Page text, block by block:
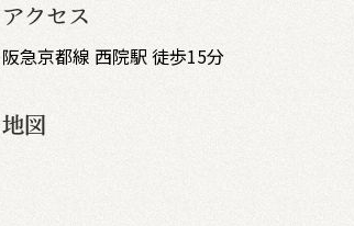
アクセス
阪急京都線 西院駅 徒歩15分
地図